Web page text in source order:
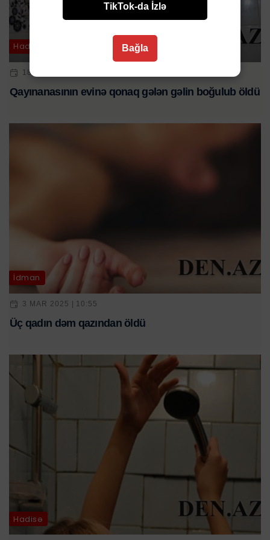
Hadisə
18 FEV 2025 | 10:30
Qayınanasının evinə qonaq gələn gəlin boğulub öldü
İdman
3 MAR 2025 | 10:55
Üç qadın dəm qazından öldü
Hadisə
TikTok-da İzlə
Bağla